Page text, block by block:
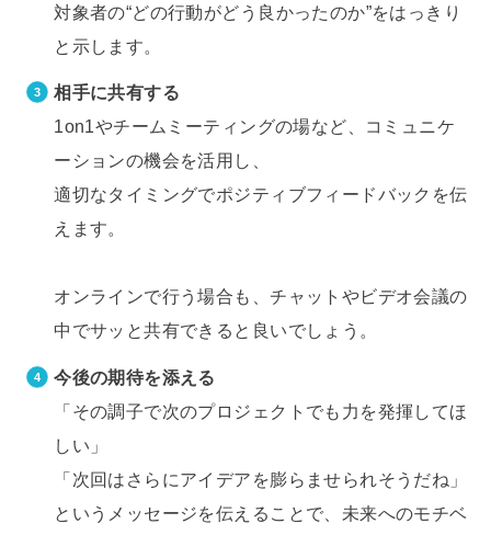
対象者の“どの行動がどう良かったのか”をはっきり
と示します。
相手に共有する
1on1やチームミーティングの場など、コミュニケ
ーションの機会を活用し、
適切なタイミングでポジティブフィードバックを伝
えます。
オンラインで行う場合も、チャットやビデオ会議の
中でサッと共有できると良いでしょう。
今後の期待を添える
「その調子で次のプロジェクトでも力を発揮してほ
しい」
「次回はさらにアイデアを膨らませられそうだね」
というメッセージを伝えることで、未来へのモチベ